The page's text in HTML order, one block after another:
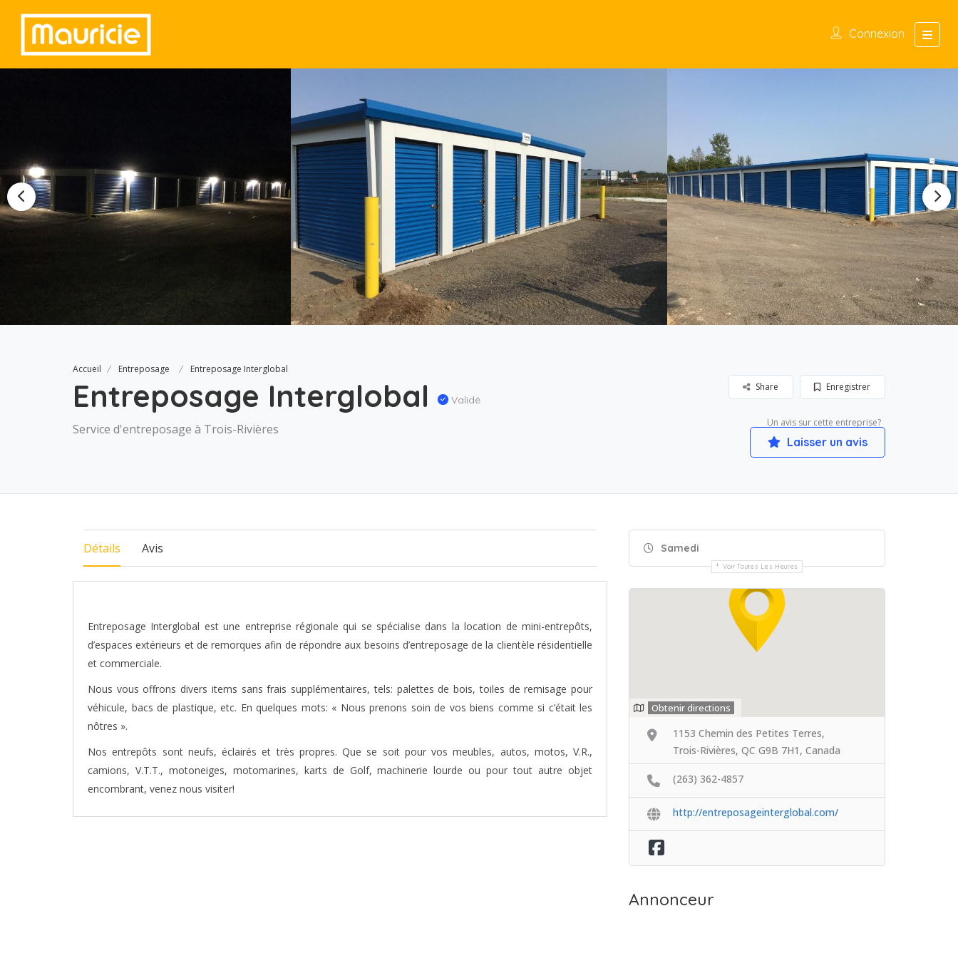
Connexion
Accueil Entreposage Entreposage Interglobal
Entreposage Interglobal Validé
Service d'entreposage à Trois-Rivières
Enregistrer
Share
Un avis sur cette entreprise?
Laisser un avis
Détails Avis
Entreposage Interglobal est une entreprise régionale qui se spécialise dans la location de mini-entrepôts,
d’espaces extérieurs et de remorques afin de répondre aux besoins d’entreposage de la clientèle résidentielle
et commerciale.
Nous vous offrons divers items sans frais supplémentaires, tels: palettes de bois, toiles de remisage pour
véhicule, bacs de plastique, etc. En quelques mots: « Nous prenons soin de vos biens comme si c’était les
nôtres ».
Nos entrepôts sont neufs, éclairés et très propres. Que se soit pour vos meubles, autos, motos, V.R.,
camions, V.T.T., motoneiges, motomarines, karts de Golf, machinerie lourde ou pour tout autre objet
encombrant, venez nous visiter!
Samedi
Voir Toutes Les Heures
Obtenir directions
1153 Chemin des Petites Terres,
Trois-Rivières, QC G9B 7H1, Canada
(263) 362-4857
http://entreposageinterglobal.com/
Annonceur